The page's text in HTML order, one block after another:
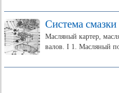
Система смазки
Масляный картер,
валов. I 1. Масляный